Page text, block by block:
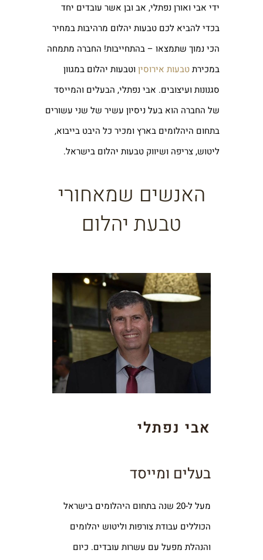
ידי אבי ואורן נפתלי, אב ובן אשר עובדים יחד
בכדי להביא לכם טבעות יהלום מרהיבות במחיר
הכי נמוך שתמצאו – בהתחייבות! החברה מתמחה
במכירתטבעות אירוסיןוטבעות יהלום במגוון
סגנונות ועיצובים. אבי נפתלי, הבעלים והמייסד
של החברה הוא בעל ניסיון עשיר של שני עשורים
בתחום היהלומים בארץ ומכיר כל היבט בייבוא,
ליטוש, צריפה ושיווק טבעות יהלום בישראל.
האנשים שמאחורי
טבעת יהלום
אבי נפתלי
בעלים ומייסד
מעל ל-20 שנה בתחום היהלומים בישראל
הכוללים עבודת צורפות וליטוש יהלומים
והנהלת מפעל עם עשרות עובדים. כיום